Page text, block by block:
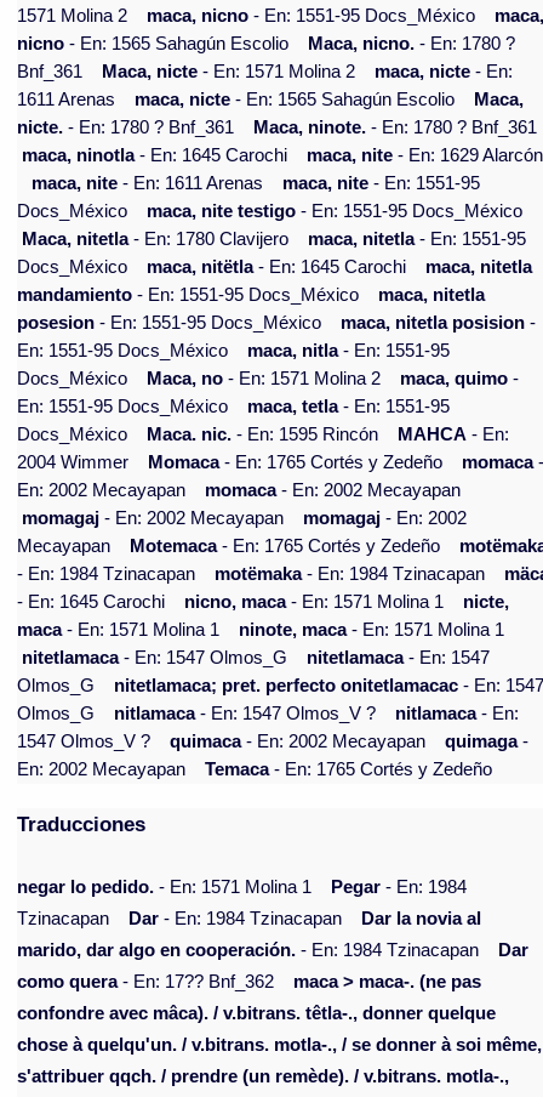
1571 Molina 2
maca, nicno - En: 1551-95 Docs_México
nicno - En: 1565 Sahagún Escolio Maca, nicno. - En: 1780 ?
Bnf_361
Maca, nicte - En: 1571 Molina 2 maca, nicte - En:
1611 Arenas
maca, nicte - En: 1565 Sahagún Escolio
Maca,
nicte. - En: 1780 ? Bnf_361 Maca, ninote. - En: 1780 ? Bnf_361
maca, ninotla- En: 1645 Carochi maca, nite - En: 1629 Alarcón
maca, nite - En: 1611 Arenas maca, nite - En: 1551-95
Docs_México
maca, nite testigo - En: 1551-95 Docs_México
Maca, nitetla- En: 1780 Clavijero maca, nitetla- En: 1551-95
Docs_México
maca, nitëtla- En: 1645 Carochi
maca, nitetla
mandamiento - En: 1551-95 Docs_México
maca, nitetla
posesion - En: 1551-95 Docs_México maca, nitetla posision -
En: 1551-95 Docs_México
maca, nitla- En: 1551-95
Docs_México
Maca, no - En: 1571 Molina 2 maca, quimo -
En: 1551-95 Docs_México
maca, tetla- En: 1551-95
Docs_México
Maca. nic. - En: 1595 Rincón MAHCA - En:
2004 Wimmer
Momaca- En: 1765 Cortés y Zedeño momaca
En: 2002 Mecayapan
momaca- En: 2002 Mecayapan
momagaj - En: 2002 Mecayapan momagaj - En: 2002
Mecayapan
Motemaca- En: 1765 Cortés y Zedeño
- En: 1984 Tzinacapan
motëmaka- En: 1984 Tzinacapan
- En: 1645 Carochi
nicno, maca- En: 1571 Molina 1
nicte,
maca- En: 1571 Molina 1 ninote, maca- En: 1571 Molina 1
nitetlamaca- En: 1547 Olmos_G nitetlamaca- En: 1547
Olmos_G
nitetlamaca; pret. perfecto onitetlamacac - En:
Olmos_G
nitlamaca- En: 1547 Olmos_V ? nitlamaca- En:
1547 Olmos_V ?
quimaca- En: 2002 Mecayapan quimaga-
En: 2002 Mecayapan
Temaca- En: 1765 Cortés y Zedeño
Traducciones
negar lo pedido. - En: 1571 Molina 1 Pegar - En: 1984
Tzinacapan
Dar - En: 1984 Tzinacapan
Dar la novia al
marido, dar algo en cooperación. - En: 1984 Tzinacapan
Dar
como quera- En: 17?? Bnf_362
maca > maca-. (ne pas
confondre avec mâca). / v.bitrans. têtla-., donner quelque
chose à quelqu'un. / v.bitrans. motla-., / se donner à soi même,
s'attribuer qqch. / prendre (un remède). / v.bitrans. motla-.,